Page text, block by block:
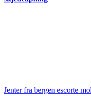
Jenter fra bergen escorte